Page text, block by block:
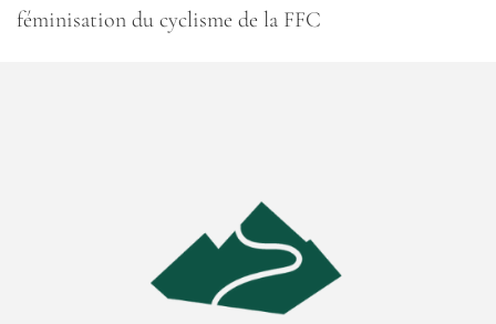
féminisation du cyclisme de la FFC